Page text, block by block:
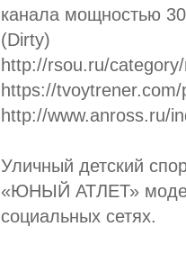
канала мощностью
(Dirty)
http://rsou.ru/
https://
http://www.anross.ru/
Уличный детский
«ЮНЫЙ АТЛЕТ»
социальных сетях.